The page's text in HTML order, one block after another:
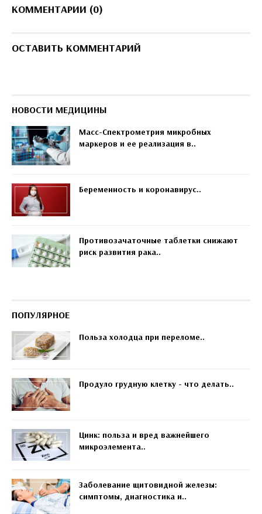
КОММЕНТАРИИ (0)
ОСТАВИТЬ КОММЕНТАРИЙ
НОВОСТИ МЕДИЦИНЫ
Масс-Спектрометрия микробных
маркеров и ее реализация в..
Беременность и коронавирус..
Противозачаточные таблетки снижают
риск развития рака..
ПОПУЛЯРНОЕ
Польза холодца при переломе..
Продуло грудную клетку - что делать..
Цинк: польза и вред важнейшего
микроэлемента..
Заболевание щитовидной железы:
симптомы, диагностика и..